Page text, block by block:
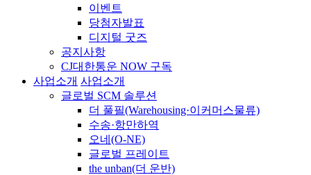
이벤트
당첨자발표
디지털 굿즈
공지사항
CJ대한통운 NOW 구독
사업소개 사업소개
글로벌 SCM 솔루션
더 풀필(Warehousing·이커머스물류)
수송·항만하역
오네(O-NE)
글로벌 프레이트
the unban(더 운반)